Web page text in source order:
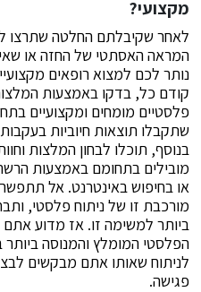
מקצועי?
לאחר שקיבלתם החלטה שתרצו
המראה האסתטי של החזה או
נותר לכם למצוא רופאים
קודם כל, בדקו באמצעות
פלסטיים מומחים ומקצועיים
שתקבלו תוצאות חיוביות
בנוסף, תוכלו לבחון המלצות
מובילים בתחומם באמצעות
או בחיפוש באינטרנט. אל
מורכבת זו של ניתוח פלסטי,
ביותר למשימה זו. אז מדוע
הפלסטי המומלץ והמנוסה
לניתוח שאותו אתם מבקשים
פגישה.